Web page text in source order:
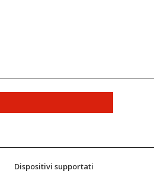
Dispositivi supportati